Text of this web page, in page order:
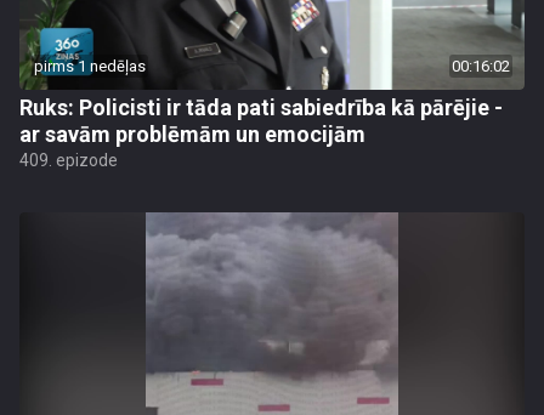
pirms 1 nedēļas 00:16:02
Ruks: Policisti ir tāda pati sabiedrība kā pārējie -
ar savām problēmām un emocijām
409. epizode